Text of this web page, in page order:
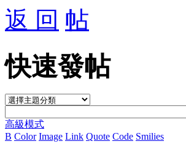
返 回
快速發帖
高級模式
B Color Image Link Quote Code Smilies